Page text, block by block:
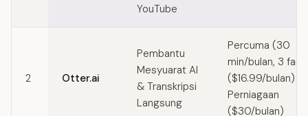
YouTube
2 Otter.ai
Pembantu
Mesyuarat AI
& Transkripsi
Langsung
Percuma (30
min/bulan, 3 fail)
($16.99/bulan) /
Perniagaan
($30/bulan)